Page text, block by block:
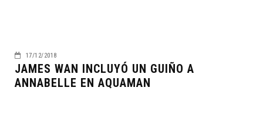
17/12/2018
JAMES WAN INCLUYÓ UN GUIÑO A
ANNABELLE EN AQUAMAN